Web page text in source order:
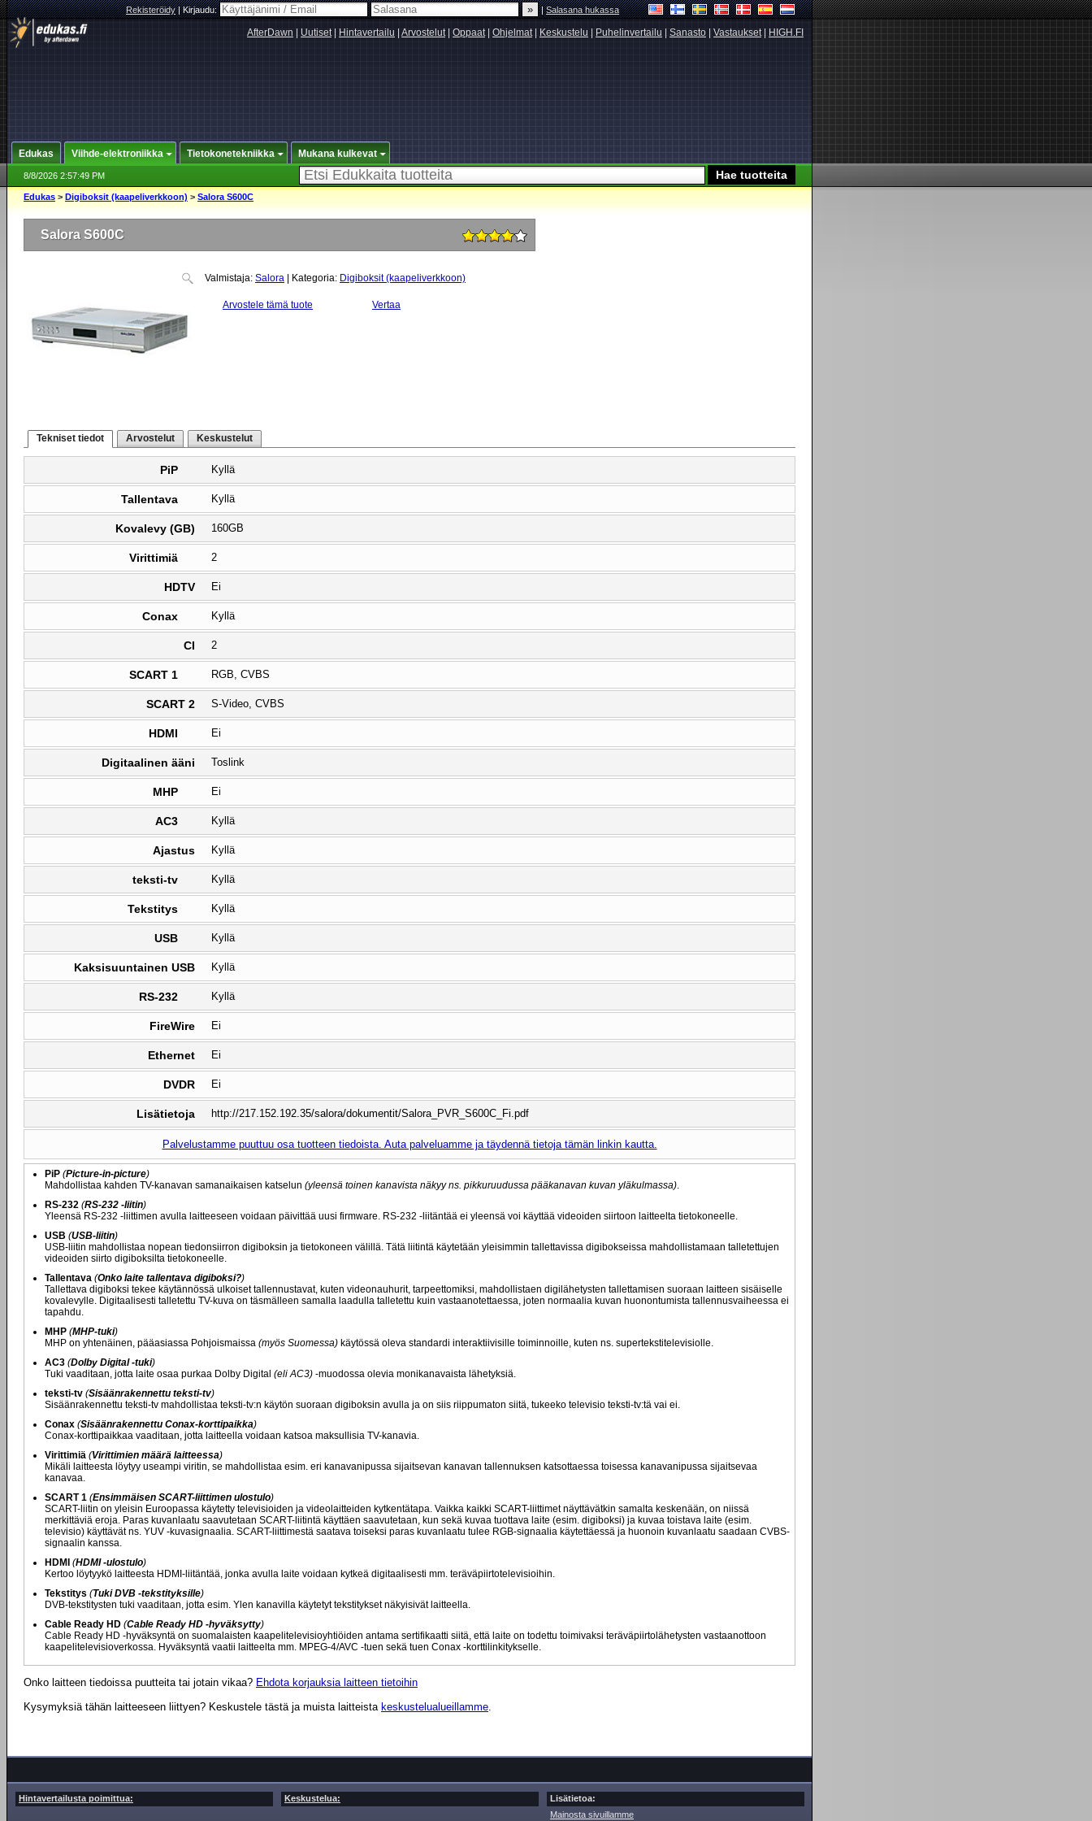
Rekisteröidy|Kirjaudu: |Salasana hukassa
AfterDawn Uutiset| Hintavertailu Arvostelut| Oppaat| Ohjelmat| Keskustelu Puhelinvertailu Sanasto Vastaukset| HIGH.FI
Edukas Viihde-elektroniikka Tietokonetekniikka Mukana kulkevat
8/8/2026 2:57:49 PM
Edukas > Digiboksit (kaapeliverkkoon) > Salora S600C
Salora S600C
Valmistaja: Salora | Kategoria: Digiboksit (kaapeliverkkoon)
Arvostele tämä tuote Vertaa
Tekniset tiedot Arvostelut Keskustelut
PiP Kyllä
Tallentava Kyllä
Kovalevy (GB) 160GB
Virittimiä 2
HDTV Ei
Conax Kyllä
CI 2
SCART 1 RGB, CVBS
SCART 2 S-Video, CVBS
HDMI Ei
Digitaalinen ääni Toslink
MHP Ei
AC3 Kyllä
Ajastus Kyllä
teksti-tv Kyllä
Tekstitys Kyllä
USB Kyllä
Kaksisuuntainen USB Kyllä
RS-232 Kyllä
FireWire Ei
Ethernet Ei
DVDR Ei
Lisätietoja http://217.152.192.35/salora/dokumentit/Salora_PVR_S600C_Fi.pdf
Palvelustamme puuttuu osa tuotteen tiedoista. Auta palveluamme ja täydennä tietoja tämän linkin kautta.
PiP (Picture-in-picture)
Mahdollistaa kahden TV-kanavan samanaikaisen katselun (yleensä toinen kanavista näkyy ns. pikkuruudussa pääkanavan kuvan yläkulmassa).
RS-232 (RS-232 -liitin)
Yleensä RS-232 -liittimen avulla laitteeseen voidaan päivittää uusi firmware. RS-232 -liitäntää ei yleensä voi käyttää videoiden siirtoon laitteelta tietokoneelle.
USB (USB-liitin)
USB-liitin mahdollistaa nopean tiedonsiirron digiboksin ja tietokoneen välillä. Tätä liitintä käytetään yleisimmin tallettavissa digibokseissa mahdollistamaan talletettujen
videoiden siirto digiboksilta tietokoneelle.
Tallentava (Onko laite tallentava digiboksi?)
Tallettava digiboksi tekee käytännössä ulkoiset tallennustavat, kuten videonauhurit, tarpeettomiksi, mahdollistaen digilähetysten tallettamisen suoraan laitteen sisäiselle
kovalevylle. Digitaalisesti talletettu TV-kuva on täsmälleen samalla laadulla talletettu kuin vastaanotettaessa, joten normaalia kuvan huonontumista tallennusvaiheessa ei
tapahdu.
MHP (MHP-tuki)
MHP on yhtenäinen, pääasiassa Pohjoismaissa (myös Suomessa) käytössä oleva standardi interaktiivisille toiminnoille, kuten ns. supertekstitelevisiolle.
AC3 (Dolby Digital -tuki)
Tuki vaaditaan, jotta laite osaa purkaa Dolby Digital (eli AC3) -muodossa olevia monikanavaista lähetyksiä.
teksti-tv (Sisäänrakennettu teksti-tv)
Sisäänrakennettu teksti-tv mahdollistaa teksti-tv:n käytön suoraan digiboksin avulla ja on siis riippumaton siitä, tukeeko televisio teksti-tv:tä vai ei.
Conax (Sisäänrakennettu Conax-korttipaikka)
Conax-korttipaikkaa vaaditaan, jotta laitteella voidaan katsoa maksullisia TV-kanavia.
Virittimiä (Virittimien määrä laitteessa)
Mikäli laitteesta löytyy useampi viritin, se mahdollistaa esim. eri kanavanipussa sijaitsevan kanavan tallennuksen katsottaessa toisessa kanavanipussa sijaitsevaa
kanavaa.
SCART 1 (Ensimmäisen SCART-liittimen ulostulo)
SCART-liitin on yleisin Euroopassa käytetty televisioiden ja videolaitteiden kytkentätapa. Vaikka kaikki SCART-liittimet näyttävätkin samalta keskenään, on niissä
merkittäviä eroja. Paras kuvanlaatu saavutetaan SCART-liitintä käyttäen saavutetaan, kun sekä kuvaa tuottava laite (esim. digiboksi) ja kuvaa toistava laite (esim.
televisio) käyttävät ns. YUV -kuvasignaalia. SCART-liittimestä saatava toiseksi paras kuvanlaatu tulee RGB-signaalia käytettäessä ja huonoin kuvanlaatu saadaan CVBS-
signaalin kanssa.
HDMI (HDMI -ulostulo)
Kertoo löytyykö laitteesta HDMI-liitäntää, jonka avulla laite voidaan kytkeä digitaalisesti mm. teräväpiirtotelevisioihin.
Tekstitys (Tuki DVB -tekstityksille)
DVB-tekstitysten tuki vaaditaan, jotta esim. Ylen kanavilla käytetyt tekstitykset näkyisivät laitteella.
Cable Ready HD (Cable Ready HD -hyväksytty)
Cable Ready HD -hyväksyntä on suomalaisten kaapelitelevisioyhtiöiden antama sertifikaatti siitä, että laite on todettu toimivaksi teräväpiirtolähetysten vastaanottoon
kaapelitelevisioverkossa. Hyväksyntä vaatii laitteelta mm. MPEG-4/AVC -tuen sekä tuen Conax -korttilinkitykselle.
Onko laitteen tiedoissa puutteita tai jotain vikaa? Ehdota korjauksia laitteen tietoihin
Kysymyksiä tähän laitteeseen liittyen? Keskustele tästä ja muista laitteista keskustelualueillamme.
Hintavertailusta poimittua: Keskustelua:
Lisätietoa:
Mainosta sivuillamme